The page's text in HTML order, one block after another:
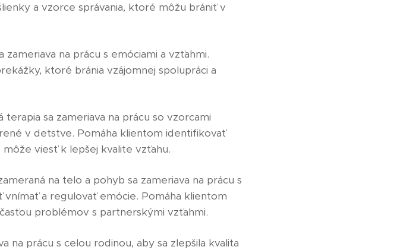
a vzorce správania, ktoré môžu brániť v
zameriava na prácu s emóciami a vzťahmi.
ktoré bránia vzájomnej spolupráci a
sa zameriava na prácu so vzorcami
v detstve. Pomáha klientom identifikovať
viesť k lepšej kvalite vzťahu.
na telo a pohyb sa zameriava na prácu s
a regulovať emócie. Pomáha klientom
problémov s partnerskými vzťahmi.
na prácu s celou rodinou, aby sa zlepšila kvalita